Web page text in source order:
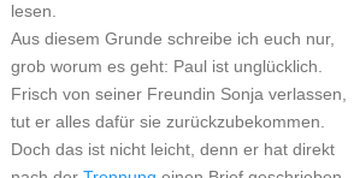
lesen.
Aus diesem Grunde schreibe ich euch nur,
grob worum es geht: Paul ist unglücklich.
Frisch von seiner Freundin Sonja verlassen,
tut er alles dafür sie zurückzubekommen.
Doch das ist nicht leicht, denn er hat direkt